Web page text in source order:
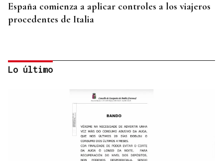
España comienza a aplicar controles a los viajeros
procedentes de Italia
Lo último